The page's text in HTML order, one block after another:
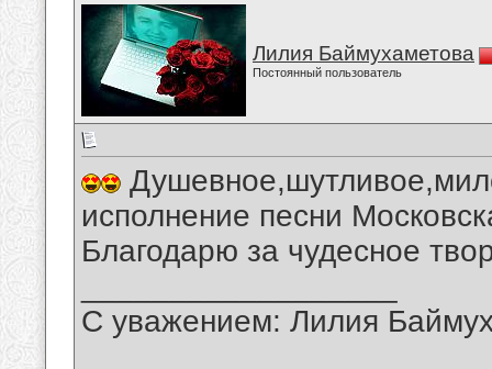
Лилия Баймухаметова
Постоянный пользователь
исполнение песни
Благодарю за чудесное
С уважением: Лилия